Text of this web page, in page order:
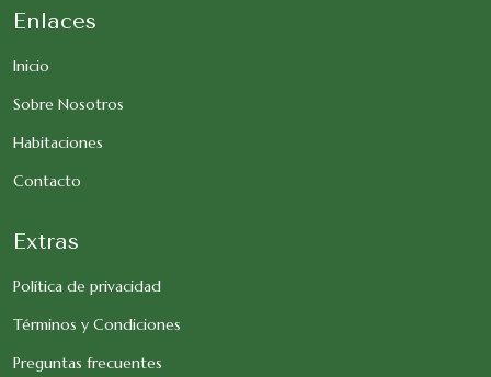
Enlaces
Inicio
Sobre Nosotros
Habitaciones
Contacto
Extras
Política de privacidad
Términos y Condiciones
Preguntas frecuentes